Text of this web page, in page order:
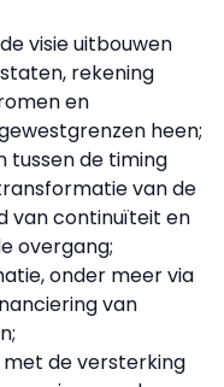
visie uitbouwen
rekening
en
heen;
tussen de timing
van de
van continuïteit en
overgang;
onder meer via
van
de versterking